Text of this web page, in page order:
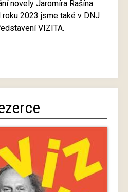
novely Jaromíra Rašína
roku 2023 jsme také v DNJ
VIZITA.